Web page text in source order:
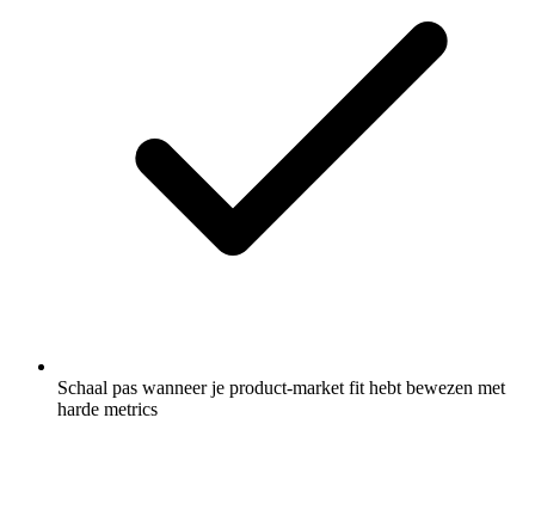
Schaal pas wanneer je product-market fit hebt bewezen met
harde metrics